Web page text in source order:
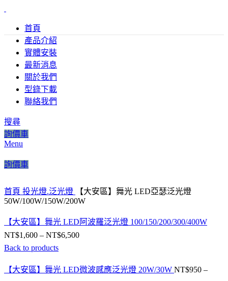
首頁
產品介紹
實體安裝
最新消息
關於我們
型錄下載
聯絡我們
搜尋
詢價車
Menu
詢價車
Click to enlarge
首頁 投光燈.泛光燈
【大安區】舞光 LED亞瑟泛光燈
50W/100W/150W/200W
【大安區】舞光 LED阿波羅泛光燈 100/150/200/300/400W
NT$1,600 – NT$6,500
Back to products
【大安區】舞光 LED微波感應泛光燈 20W/30W NT$950 –